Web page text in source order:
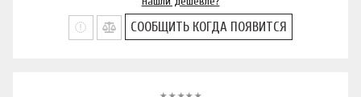
СООБЩИТЬ КОГДА ПОЯВИТСЯ